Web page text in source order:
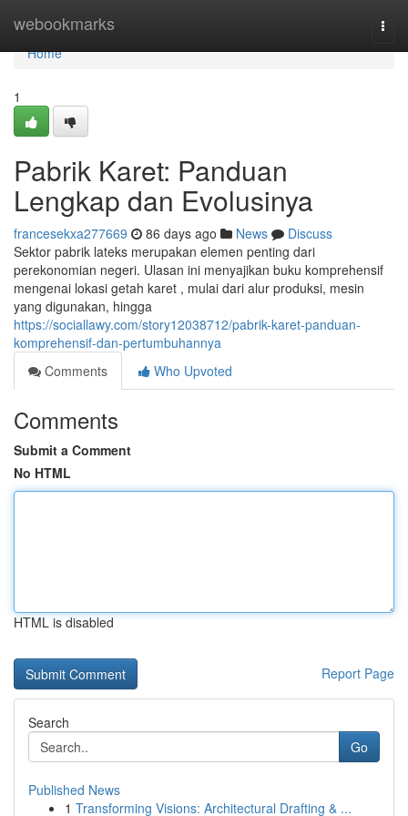
webookmarks
Home
Home
1
Pabrik Karet: Panduan
Lengkap dan Evolusinya
francesekxa277669 86 days ago News
Discuss
Sektor pabrik lateks merupakan elemen penting dari
perekonomian negeri. Ulasan ini menyajikan buku komprehensif
mengenai lokasi getah karet , mulai dari alur produksi, mesin
yang digunakan, hingga
https://sociallawy.com/story12038712/pabrik-karet-panduan-
komprehensif-dan-pertumbuhannya
Comments
Who Upvoted
Comments
Submit a Comment
No HTML
HTML is disabled
Report Page
Search
Go
Published News
1 Transforming Visions: Architectural Drafting & ...